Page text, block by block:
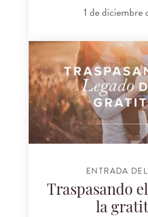
1 de diciembre
ENTRADA
Traspasando
la